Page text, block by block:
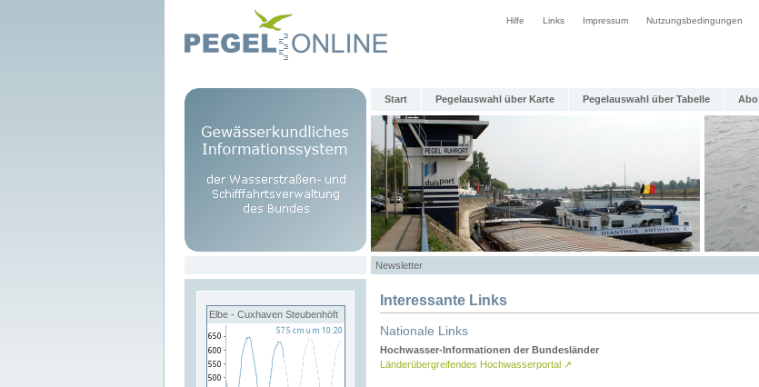
Hilfe Links Impressum Nutzungsbedingungen
Start Pegelauswahl über Karte Pegelauswahl über Tabelle Abo
Newsletter
Elbe - Cuxhaven Steubenhöft
Interessante Links
Nationale Links
Hochwasser-Informationen der Bundesländer
Länderübergreifendes Hochwasserportal ↗